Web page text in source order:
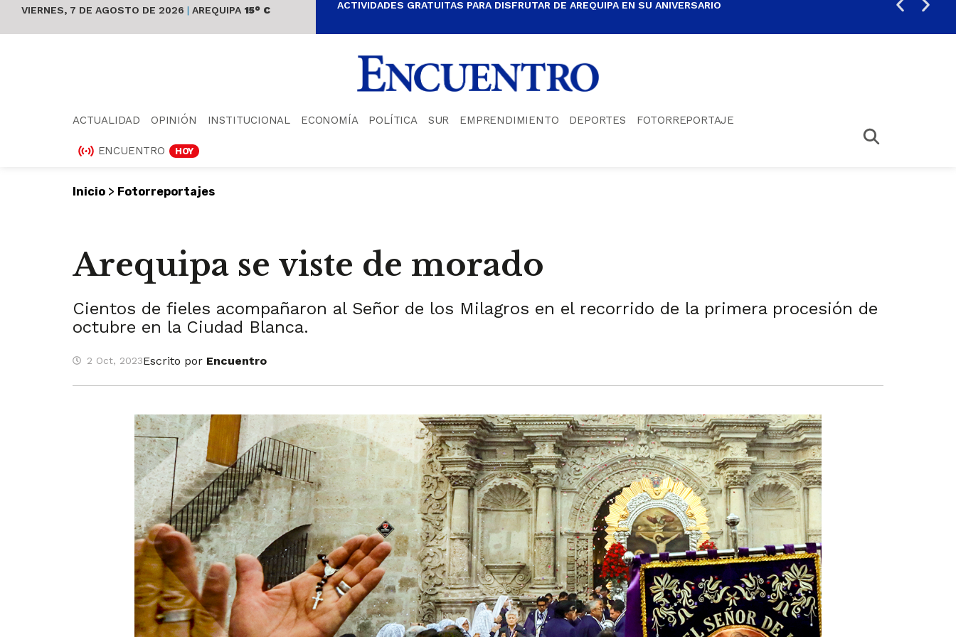
VIERNES, 7 DE AGOSTO DE 2026 | AREQUIPA 15° C ACTIVIDADES GRATUITAS PARA DISFRUTAR DE AREQUIPA EN SU ANIVERSARIO
ACTUALIDAD OPINIÓN INSTITUCIONAL ECONOMÍA POLÍTICA SUR EMPRENDIMIENTO DEPORTES FOTORREPORTAJE
ENCUENTRO HOY
Inicio > Fotorreportajes
Arequipa se viste de morado
Cientos de fieles acompañaron al Señor de los Milagros en el recorrido de la primera procesión de
octubre en la Ciudad Blanca.
2 Oct, 2023Escrito por Encuentro